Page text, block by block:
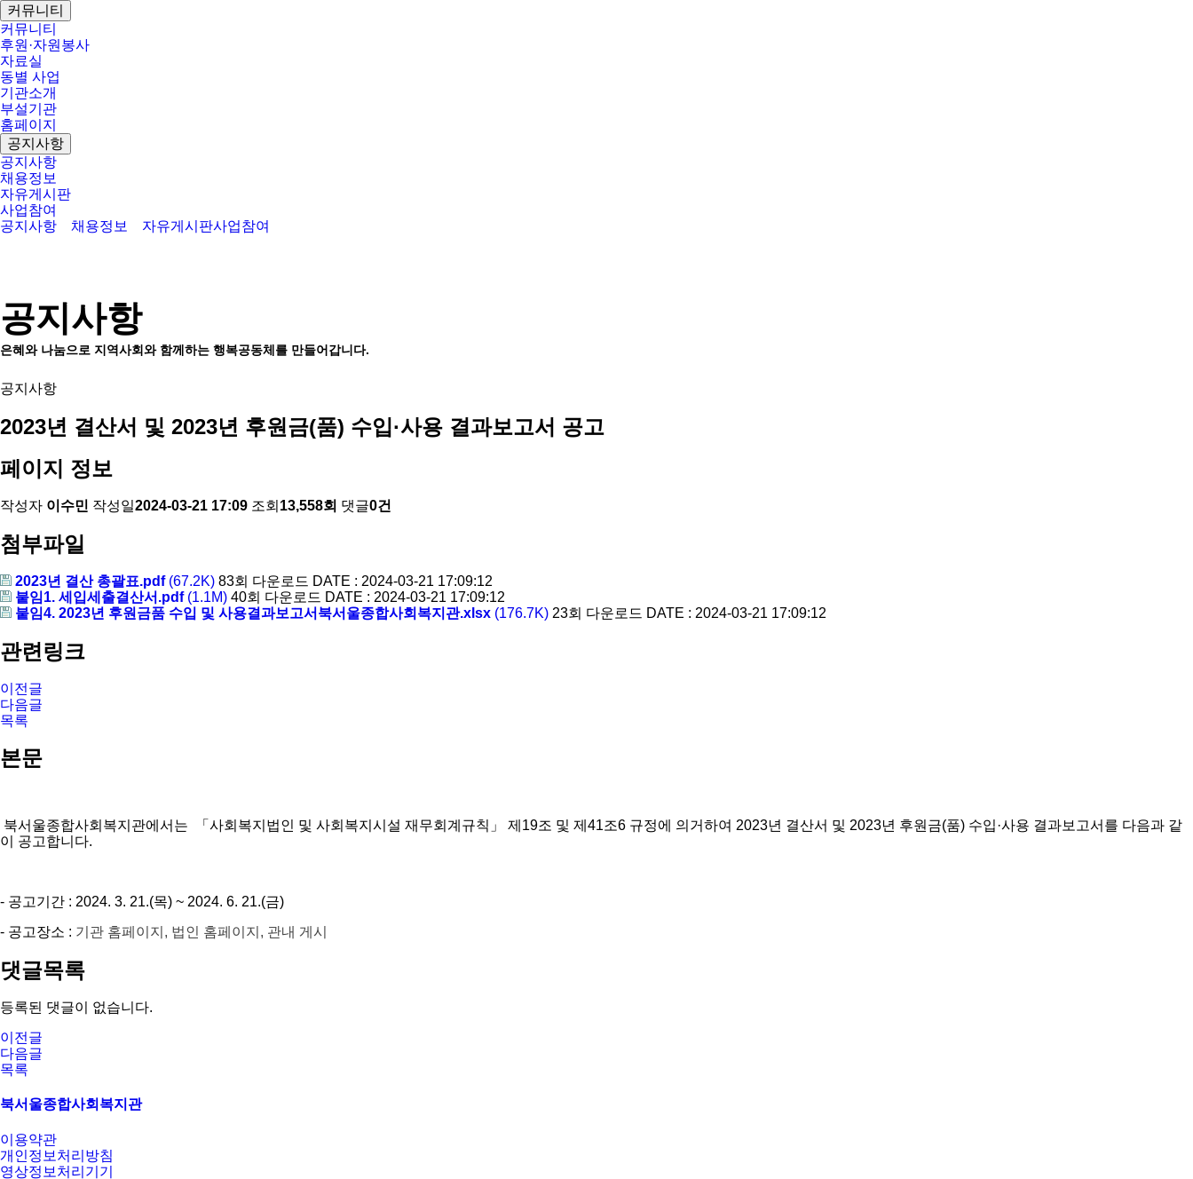
커뮤니티
커뮤니티
후원·자원봉사
자료실
동별 사업
기관소개
부설기관
홈페이지
공지사항
공지사항
채용정보
자유게시판
사업참여
공지사항
채용정보 자유게시판사업참여
공지사항
은혜와 나눔으로 지역사회와 함께하는 행복공동체를 만들어갑니다.
공지사항
2023년 결산서 및 2023년 후원금(품) 수입·사용 결과보고서 공고
페이지 정보
작성자 이수민 작성일2024-03-21 17:09 조회 13,558회 댓글0건
첨부파일
2023년 결산 총괄표.pdf(67.2K) 83회 다운로드 DATE : 2024-03-21 17:09:12
붙임1. 세입세출결산서.pdf(1.1M) 40회 다운로드 DATE : 2024-03-21 17:09:12
붙임4. 2023년 후원금품 수입 및 사용결과보고서북서울종합사회복지관.xlsx (176.7K) 23회 다운로드 DATE : 2024-03-21 17:09:12
관련링크
이전글
다음글
목록
본문
북서울종합사회복지관에서는 「사회복지법인 및 사회복지시설 재무회계규칙」 제19조 및 제41조6 규정에 의거하여 2023년 결산서 및 2023년 후원금(품) 수입·사용 결과보고서를 다음과 같
이 공고합니다.
- 공고기간 : 2024. 3. 21.(목) ~ 2024. 6. 21.(금)
- 공고장소 : 기관 홈페이지 , 법인 홈페이지 , 관내 게시
댓글목록
등록된 댓글이 없습니다.
이전글
다음글
목록
북서울종합사회복지관
이용약관
개인정보처리방침
영상정보처리기기